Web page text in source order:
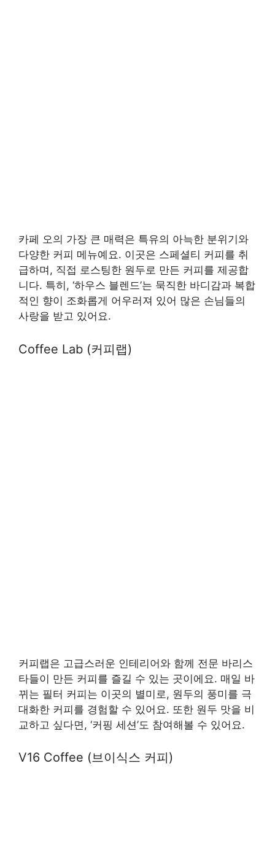
카페 오의 가장 큰 매력은 특유의 아늑한 분위기와
다양한 커피 메뉴예요. 이곳은 스페셜티 커피를 취
급하며, 직접 로스팅한 원두로 만든 커피를 제공합
니다. 특히, ‘하우스 블렌드’는 묵직한 바디감과 복합
적인 향이 조화롭게 어우러져 있어 많은 손님들의
사랑을 받고 있어요.
Coffee Lab (커피랩)
커피랩은 고급스러운 인테리어와 함께 전문 바리스
타들이 만든 커피를 즐길 수 있는 곳이에요. 매일 바
뀌는 필터 커피는 이곳의 별미로, 원두의 풍미를 극
대화한 커피를 경험할 수 있어요. 또한 원두 맛을 비
교하고 싶다면, ‘커핑 세션’도 참여해볼 수 있어요.
V16 Coffee (브이식스 커피)